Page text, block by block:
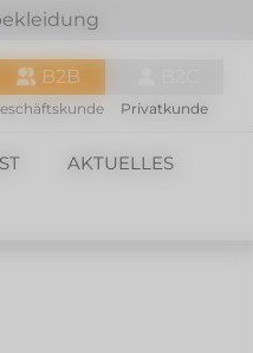
auf dem
B2B
Privatkunde
AKTUELLES